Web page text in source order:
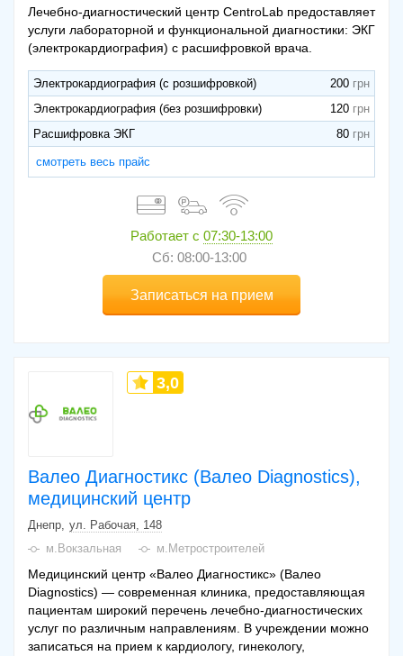
Лечебно-диагностический центр CentroLab предоставляет
услуги лабораторной и функциональной диагностики: ЭКГ
(электрокардиография) с расшифровкой врача.
Электрокардиография (с розшифровкой)
200
Электрокардиография (без розшифровки)
120
Расшифровка ЭКГ
80
смотреть весь прайс
Работает с 07:30-13:00
Сб: 08:00-13:00
Записаться на прием
Валео Диагностикс (Валео Diagnostics),
медицинский центр
3,0
Днепр ул. Рабочая, 148
м.Вокзальная
м.Метростроителей
Медицинский центр «Валео Диагностикс» (Валео
Diagnostics) — современная клиника, предоставляющая
пациентам широкий перечень лечебно-диагностических
услуг по различным направлениям. В учреждении можно
записаться на прием к кардиологу, гинекологу,